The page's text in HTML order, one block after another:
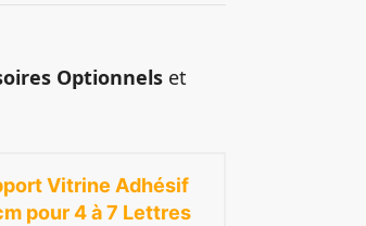
Optionnels et
Vitrine Adhésif
pour 4 à 7 Lettres